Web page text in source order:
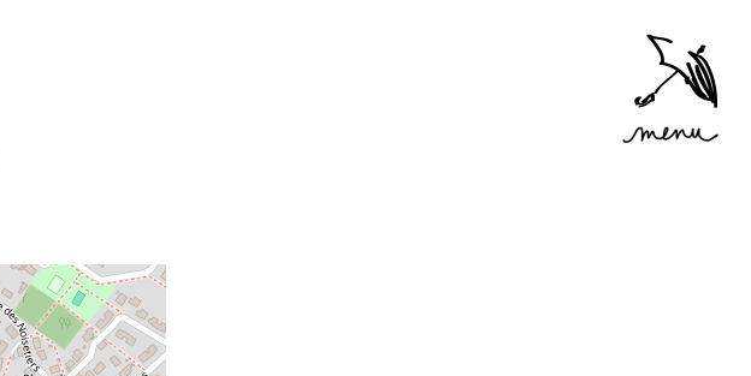
Accéder
au menu